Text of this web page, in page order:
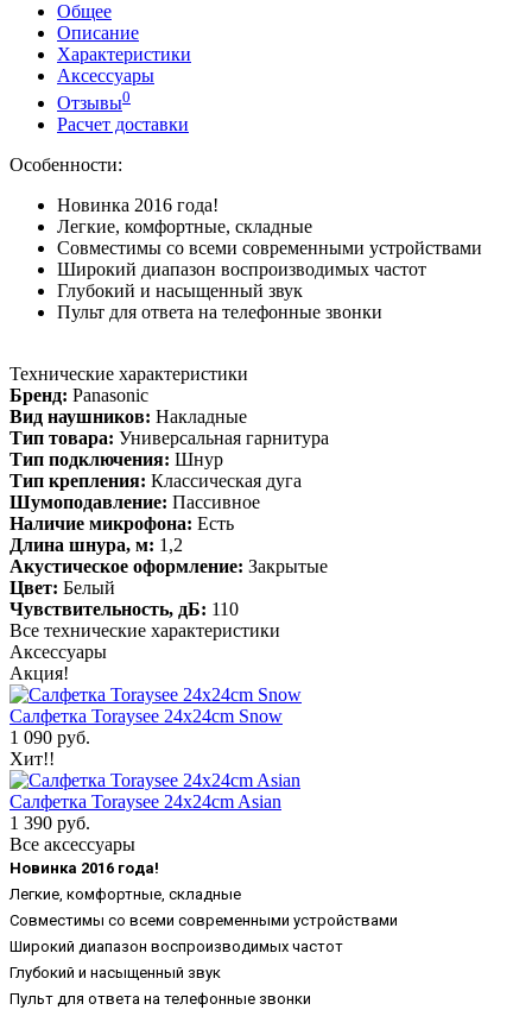
Общее
Описание
Характеристики
Аксессуары
Отзывы0
Расчет доставки
Особенности:
Новинка 2016 года!
Легкие, комфортные, складные
Совместимы со всеми современными устройствами
Широкий диапазон воспроизводимых частот
Глубокий и насыщенный звук
Пульт для ответа на телефонные звонки
Технические характеристики
Бренд: Panasonic
Вид наушников: Накладные
Тип товара: Универсальная гарнитура
Тип подключения: Шнур
Тип крепления: Классическая дуга
Шумоподавление: Пассивное
Наличие микрофона: Есть
Длина шнура, м: 1,2
Акустическое оформление: Закрытые
Цвет: Белый
Чувствительность, дБ: 110
Все технические характеристики
Аксессуары
Акция!
Салфетка Toraysee 24x24cm Snow
1 090 руб.
Хит!!
Салфетка Toraysee 24x24cm Asian
1 390 руб.
Все аксессуары
Новинка 2016 года!
Легкие, комфортные, складные
Совместимы со всеми современными устройствами
Широкий диапазон воспроизводимых частот
Глубокий и насыщенный звук
Пульт для ответа на телефонные звонки